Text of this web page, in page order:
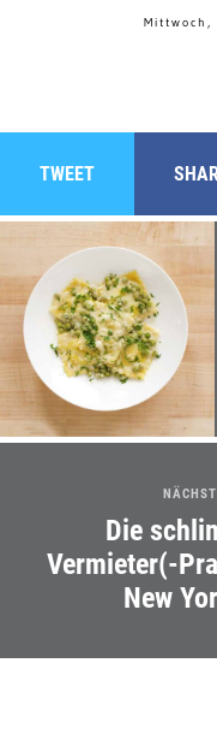
TWEET
Die
Vermieter(-
New